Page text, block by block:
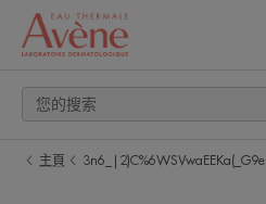
主頁